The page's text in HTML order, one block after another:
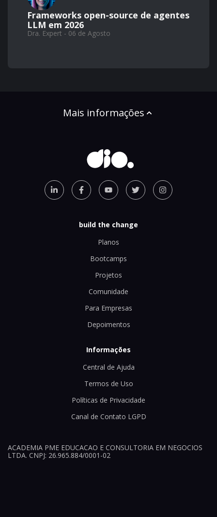
Frameworks open-source de agentes
LLM em 2026
Dra. Expert - 06 de Agosto
Mais informações
build the change
Planos
Bootcamps
Projetos
Comunidade
Para Empresas
Depoimentos
Informações
Central de Ajuda
Termos de Uso
Políticas de Privacidade
Canal de Contato LGPD
ACADEMIA PME EDUCACAO E CONSULTORIA EM NEGOCIOS
LTDA. CNPJ: 26.965.884/0001-02